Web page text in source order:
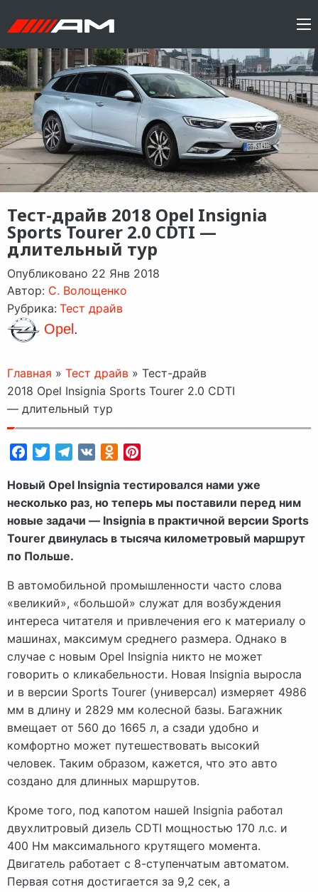
Тест-драйв 2018 Opel Insignia
Sports Tourer 2.0 CDTI —
длительный тур
Опубликовано 22 Янв 2018
Автор: C. Волощенко
Рубрика: Тест драйв
Opel .
Главная » Тест драйв » Тест-драйв
2018 Opel Insignia Sports Tourer 2.0 CDTI
— длительный тур
FacebookTwitterTelegram
VK Odnoklassniki
Новый Opel Insignia тестировался нами уже
несколько раз, но теперь мы поставили перед ним
новые задачи — Insignia в практичной версии Sports
Tourer двинулась в тысяча километровый маршрут
по Польше.
В автомобильной промышленности часто слова
«великий», «большой» служат для возбуждения
интереса читателя и привлечения его к материалу о
машинах, максимум среднего размера. Однако в
случае с новым Opel Insignia никто не может
говорить о кликабельности. Новая Insignia выросла
и в версии Sports Tourer (универсал) измеряет 4986
мм в длину и 2829 мм колесной базы. Багажник
вмещает от 560 до 1665 л, а сзади удобно и
комфортно может путешествовать высокий
человек. Таким образом, кажется, что это авто
создано для длинных маршрутов.
Кроме того, под капотом нашей Insignia работал
двухлитровый дизель CDTI мощностью 170 л.с. и
400 Нм максимального крутящего момента.
Двигатель работает с 8-ступенчатым автоматом.
Первая сотня достигается за 9,2 сек, а